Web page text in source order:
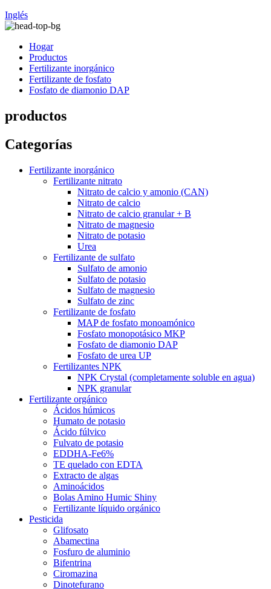
Inglés
Hogar
Productos
Fertilizante inorgánico
Fertilizante de fosfato
Fosfato de diamonio DAP
productos
Categorías
Fertilizante inorgánico
Fertilizante nitrato
Nitrato de calcio y amonio (CAN)
Nitrato de calcio
Nitrato de calcio granular + B
Nitrato de magnesio
Nitrato de potasio
Urea
Fertilizante de sulfato
Sulfato de amonio
Sulfato de potasio
Sulfato de magnesio
Sulfato de zinc
Fertilizante de fosfato
MAP de fosfato monoamónico
Fosfato monopotásico MKP
Fosfato de diamonio DAP
Fosfato de urea UP
Fertilizantes NPK
NPK Crystal (completamente soluble en agua)
NPK granular
Fertilizante orgánico
Ácidos húmicos
Humato de potasio
Ácido fúlvico
Fulvato de potasio
EDDHA-Fe6%
TE quelado con EDTA
Extracto de algas
Aminoácidos
Bolas Amino Humic Shiny
Fertilizante líquido orgánico
Pesticida
Glifosato
Abamectina
Fosfuro de aluminio
Bifentrina
Ciromazina
Dinotefurano